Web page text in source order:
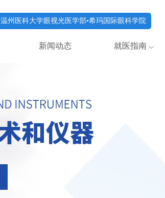
温州医科大学眼视光医学部•希玛国际眼科学院
新闻动态 就医指南